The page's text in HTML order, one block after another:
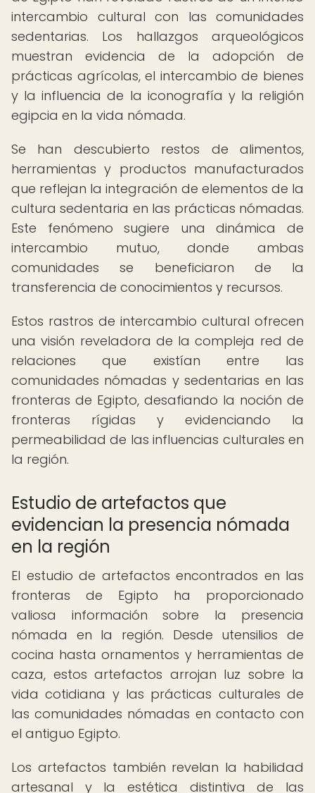
intercambio cultural con las comunidades
sedentarias. Los hallazgos arqueológicos
muestran evidencia de la adopción de
prácticas agrícolas, el intercambio de bienes
y la influencia de la iconografía y la religión
egipcia en la vida nómada.
Se han descubierto restos de alimentos,
herramientas y productos manufacturados
que reflejan la integración de elementos de la
cultura sedentaria en las prácticas nómadas.
Este fenómeno sugiere una dinámica de
intercambio mutuo, donde ambas
comunidades se beneficiaron de la
transferencia de conocimientos y recursos.
Estos rastros de intercambio cultural ofrecen
una visión reveladora de la compleja red de
relaciones que existían entre las
comunidades nómadas y sedentarias en las
fronteras de Egipto, desafiando la noción de
fronteras rígidas y evidenciando la
permeabilidad de las influencias culturales en
la región.
Estudio de artefactos que
evidencian la presencia nómada
en la región
El estudio de artefactos encontrados en las
fronteras de Egipto ha proporcionado
valiosa información sobre la presencia
nómada en la región. Desde utensilios de
cocina hasta ornamentos y herramientas de
caza, estos artefactos arrojan luz sobre la
vida cotidiana y las prácticas culturales de
las comunidades nómadas en contacto con
el antiguo Egipto.
Los artefactos también revelan la habilidad
artesanal y la estética distintiva de las